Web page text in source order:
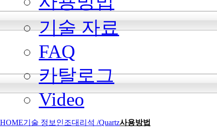
기술 자료
FAQ
카탈로그
Video
HOME기술 정보 인조대리석 /Quartz사용방법